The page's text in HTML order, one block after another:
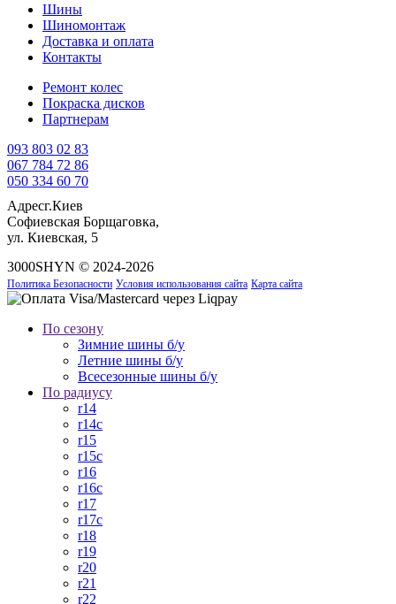
Шины
Шиномонтаж
Доставка и оплата
Контакты
Ремонт колес
Покраска дисков
Партнерам
093 803 02 83
067 784 72 86
050 334 60 70
Адресг.Киев
Софиевская Борщаговка,
ул. Киевская, 5
3000SHYN © 2024-2026
Политика Безопасности Условия использования сайта Карта сайта
По сезону
Зимние шины б/у
Летние шины б/у
Всесезонные шины б/у
По радиусу
r14
r14c
r15
r15c
r16
r16c
r17
r17c
r18
r19
r20
r21
r22